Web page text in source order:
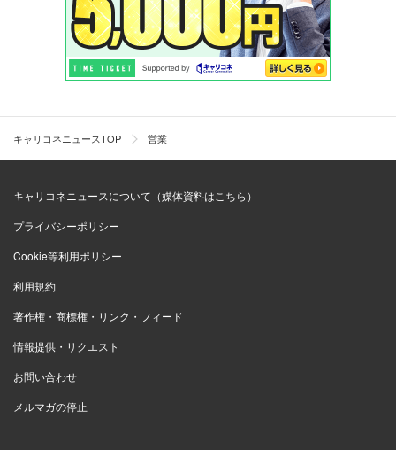
キャリコネニュースTOP 営業
キャリコネニュースについて（媒体資料はこちら）
プライバシーポリシー
Cookie等利用ポリシー
利用規約
著作権・商標権・リンク・フィード
情報提供・リクエスト
お問い合わせ
メルマガの停止